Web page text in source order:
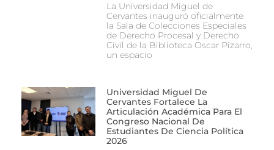
La Universidad Miguel de
Cervantes inauguró oficialmente
la Sala de Colecciones Especiales
de Derecho Procesal y Derecho
Civil de la Biblioteca Oscar Pizarro,
un espacio
Universidad Miguel De
Cervantes Fortalece La
Articulación Académica Para El
Congreso Nacional De
Estudiantes De Ciencia Política
2026